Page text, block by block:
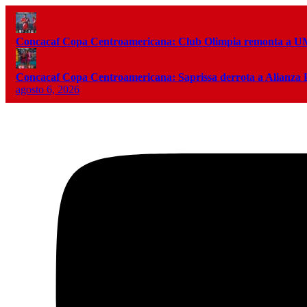
Concacaf Copa Centroamericana: Club Olimpia remonta a
Concacaf Copa Centroamericana: Saprissa derrota a Alianza
agosto 6, 2026